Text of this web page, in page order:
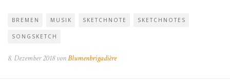
BREMEN MUSIK SKETCHNOTE SKETCHNOTES
SONGSKETCH
8. Dezember 2018 vonBlumenbrigadière